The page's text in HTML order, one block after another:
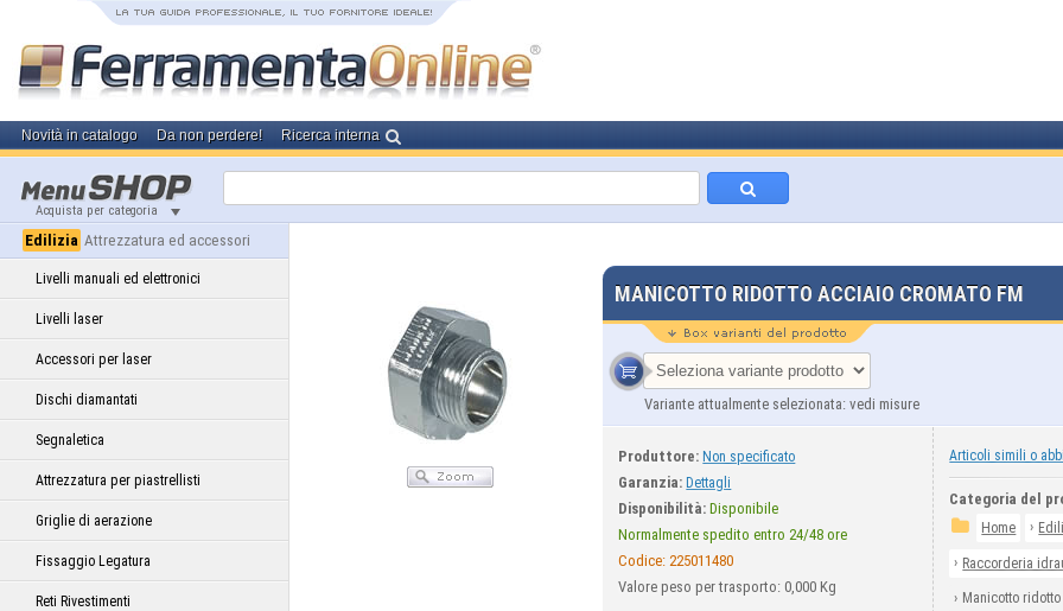
Novità in catalogo Da non perdere! Ricerca interna
Acquista per categoria
Edilizia Attrezzatura ed accessori
Livelli manuali ed elettronici
Livelli laser
Accessori per laser
Dischi diamantati
Segnaletica
Attrezzatura per piastrellisti
Griglie di aerazione
Fissaggio Legatura
Reti Rivestimenti
MANICOTTO RIDOTTO ACCIAIO CROMATO FM
Variante attualmente selezionata: vedi misure
Produttore: Non specificato
Garanzia: Dettagli
Disponibilità: Disponibile
Normalmente spedito entro 24/48 ore
Codice:225011480
Valore peso per trasporto: 0,000 Kg
Articoli simili o
Categoria del
Home ›
› Raccorderia
› Manicotto